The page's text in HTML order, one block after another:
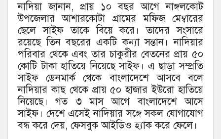
নাদিয়া জানান, প্রায় ১০ বছর আগে নাঙ্গলকোট
উপজেলার আশারকোটা গ্রামের মফিজ মেম্বারের
ছেলে সাইফ তাকে বিয়ে করে। তাদের সংসারে
রয়েছে তিন বছরের একটি কন্যা সন্তান। নাদিয়ার
পরিবার থেকে এবং তার চাকুরীর বেতনের প্রায় ৫০
কোটি টাকা হাতিয়ে নিয়েছে সাইফ। এ ছাড়া সম্প্রতি
সাইফ ডেনমার্ক থেকে বাংলাদেশে আসবে বলে
নাদিয়ার কাছ থেকে প্রায় ৫০ হাজার ইউরো হাতিয়ে
নিয়েছে। গত ৩ মাস আগে বাংলাদেশে আসে
সাইফ। দেশে এসেই নাদিয়ার সঙ্গে সকল যোগাযোগ
বন্ধ করে দেয়, ফেসবুক আইডিও হ্যাক করে ফেলে।